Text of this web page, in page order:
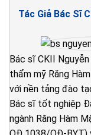
Tác Giả Bác Sĩ
Bác sĩ CKII
thẩm mỹ Răng
với nền tảng đào
Bác sĩ tốt nghiệp
ngành Răng Hàm